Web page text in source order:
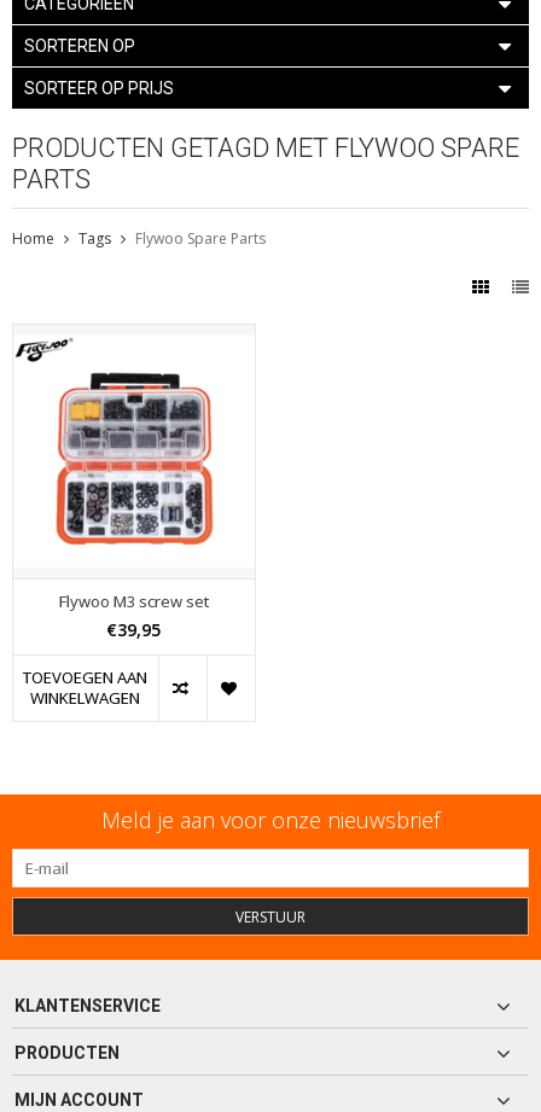
SORTEREN OP
SORTEER OP PRIJS
PRODUCTEN GETAGD MET FLYWOO SPARE
PARTS
Home Tags Flywoo Spare Parts
Flywoo M3 screw set
€39,95
TOEVOEGEN AAN
WINKELWAGEN
Meld je aan voor onze nieuwsbrief
VERSTUUR
KLANTENSERVICE
PRODUCTEN
MIJN ACCOUNT